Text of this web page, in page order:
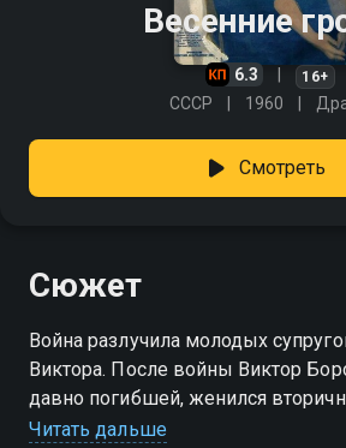
Весенние
6.3 16+
СССР 1960
Смотреть
Сюжет
Война разлучила молодых
Виктора. После войны Виктор
давно погибшей, женился
считала себя счастливой до тех
Читать дальше